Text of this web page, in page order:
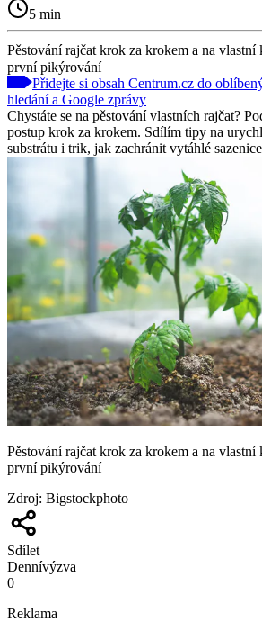
5 min
Pěstování rajčat krok za krokem a na
první pikýrování
Přidejte si obsah Centrum.cz do
hledání a Google zprávy
Chystáte se na pěstování vlastních rajčat?
postup krok za krokem. Sdílím tipy na
substrátu i trik, jak zachránit vytáhlé
Pěstování rajčat krok za krokem a na
první pikýrování
Zdroj: Bigstockphoto
Sdílet
Dennívýzva
0
Reklama